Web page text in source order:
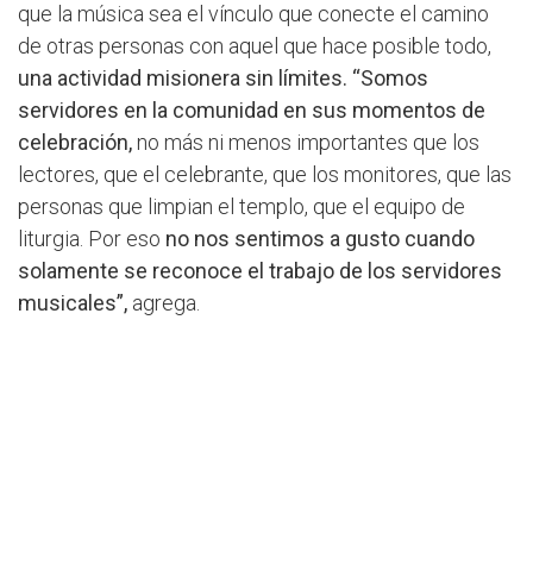
que la música sea el vínculo que conecte el camino
de otras personas con aquel que hace posible todo,
una actividad misionera sin límites. “Somos
servidores en la comunidad en sus momentos de
celebración, no más ni menos importantes que los
lectores, que el celebrante, que los monitores, que las
personas que limpian el templo, que el equipo de
liturgia. Por eso no nos sentimos a gusto cuando
solamente se reconoce el trabajo de los servidores
musicales”, agrega.